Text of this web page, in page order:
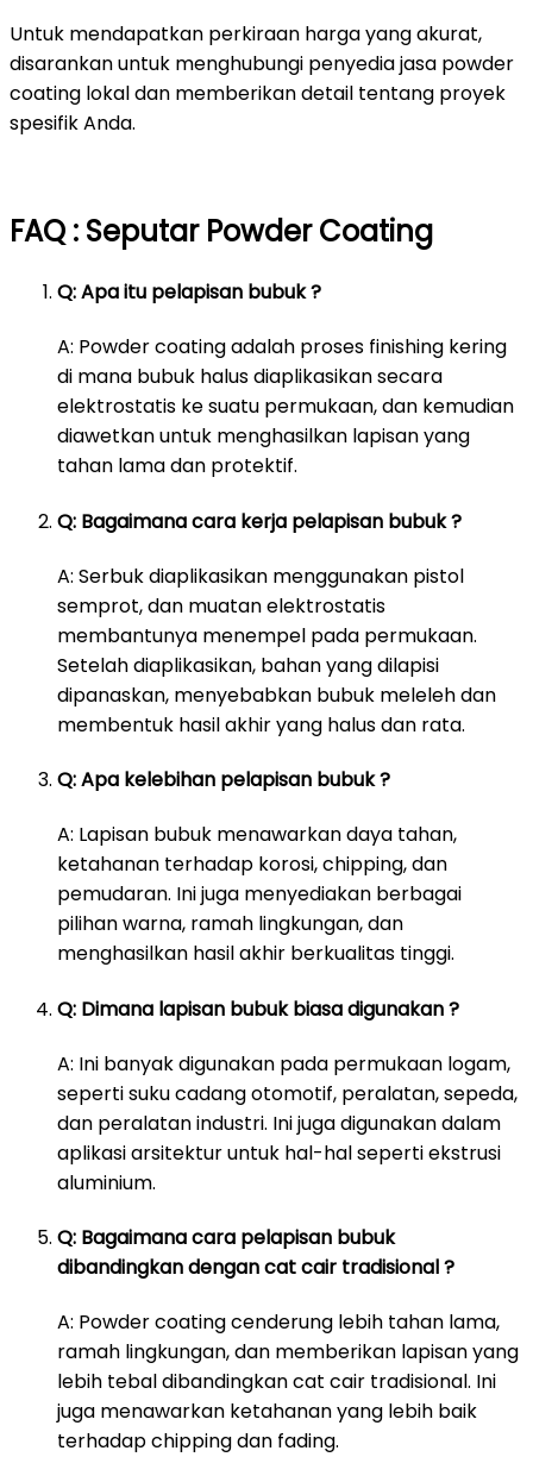
Untuk mendapatkan perkiraan harga yang akurat,
disarankan untuk menghubungi penyedia jasa powder
coating lokal dan memberikan detail tentang proyek
spesifik Anda.
FAQ : Seputar Powder Coating
Q: Apa itu pelapisan bubuk ?
A: Powder coating adalah proses finishing kering
di mana bubuk halus diaplikasikan secara
elektrostatis ke suatu permukaan, dan kemudian
diawetkan untuk menghasilkan lapisan yang
tahan lama dan protektif.
Q: Bagaimana cara kerja pelapisan bubuk ?
A: Serbuk diaplikasikan menggunakan pistol
semprot, dan muatan elektrostatis
membantunya menempel pada permukaan.
Setelah diaplikasikan, bahan yang dilapisi
dipanaskan, menyebabkan bubuk meleleh dan
membentuk hasil akhir yang halus dan rata.
Q: Apa kelebihan pelapisan bubuk ?
A: Lapisan bubuk menawarkan daya tahan,
ketahanan terhadap korosi, chipping, dan
pemudaran. Ini juga menyediakan berbagai
pilihan warna, ramah lingkungan, dan
menghasilkan hasil akhir berkualitas tinggi.
Q: Dimana lapisan bubuk biasa digunakan ?
A: Ini banyak digunakan pada permukaan logam,
seperti suku cadang otomotif, peralatan, sepeda,
dan peralatan industri. Ini juga digunakan dalam
aplikasi arsitektur untuk hal-hal seperti ekstrusi
aluminium.
Q: Bagaimana cara pelapisan bubuk
dibandingkan dengan cat cair tradisional ?
A: Powder coating cenderung lebih tahan lama,
ramah lingkungan, dan memberikan lapisan yang
lebih tebal dibandingkan cat cair tradisional. Ini
juga menawarkan ketahanan yang lebih baik
terhadap chipping dan fading.